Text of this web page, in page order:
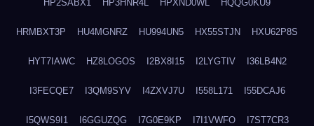
HP2SABX1 HP3HNR4L HPXND0WL HQQG0KU9
HRMBXT3P HU4MGNRZ HU994UN5 HX55STJN HXU62P8S
HYT7IAWC HZ8LOGOS I2BX8I15 I2LYGTIV I36LB4N2
I3FECQE7 I3QM9SYV I4ZXVJ7U I558L171 I55DCAJ6
I5QWS9I1 I6GGUZQG I7G0E9KP I7I1VWFO I7ST7CR3